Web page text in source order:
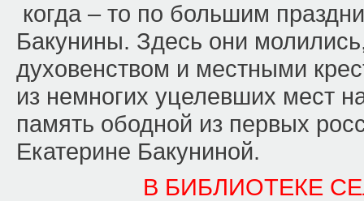
когда – то по большим
Бакунины. Здесь они
духовенством и местными
из немногих уцелевших мест
память ободной из первых
Екатерине Бакуниной.
В БИБЛИОТЕКЕ